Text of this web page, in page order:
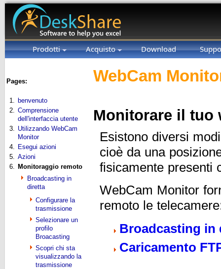
Prodotti Acquisto Download
Pages:
1. benvenuto
2. Comprensione
dell'interfaccia utente
3. Utilizzando WebCam
Monitor
4. Esegui azioni
5. Azioni
6. Monitoraggio remoto
Broadcasting in
diretta
Configurare la
trasmissione
Selezionare un
profilo
Broacasting
Scopri chi sta
visualizzando la
trasmissione
WebCam
Monitorare il tuo
Esistono diversi
cioè da una
fisicamente presenti
WebCam Monitor
remoto le
Broadcasting in
Caricamento